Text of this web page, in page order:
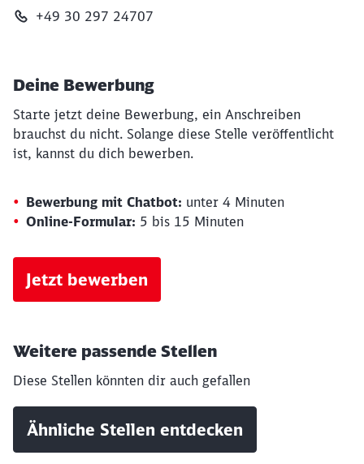
+49 30 297 24707
Deine Bewerbung
Starte jetzt deine Bewerbung, ein Anschreiben
brauchst du nicht. Solange diese Stelle veröffentlicht
ist, kannst du dich bewerben.
Bewerbung mit Chatbot: unter 4 Minuten
Online-Formular: 5 bis 15 Minuten
Jetzt bewerben
Weitere passende Stellen
Diese Stellen könnten dir auch gefallen
Ähnliche Stellen entdecken